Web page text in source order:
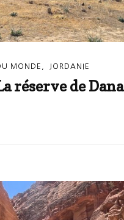
MONDE JORDANIE
réserve de Dana